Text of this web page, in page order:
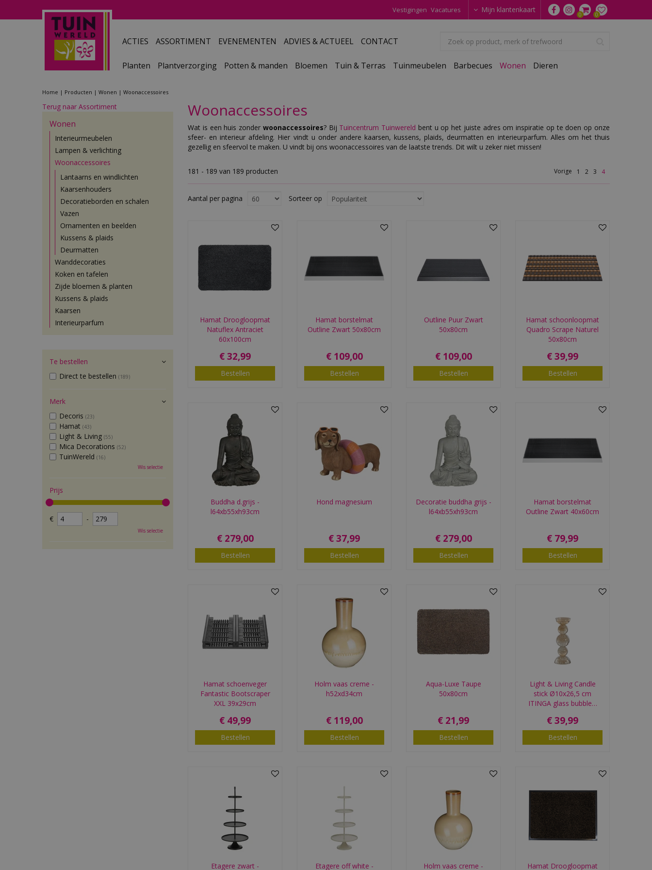
Home Producten Wonen Woonaccessoires
Vestigingen Vacatures Mijn klantenkaart
ACTIES ASSORTIMENT EVENEMENTEN ADVIES & ACTUEEL CONTACT
Planten Plantverzorging Potten & manden Bloemen Tuin & Terras Tuinmeubelen Barbecues Wonen Dieren
Woonaccessoires
Wat is een huis zonder woonaccessoires? Bij Tuincentrum Tuinwereld bent u op het juiste adres om inspiratie op te doen op onze
sfeer- en interieur afdeling. Hier vindt u onder andere kaarsen, kussens, plaids, deurmatten en interieurparfum. Alles om het thuis
gezellig en sfeervol te maken. U vindt bij ons woonaccessoires van de laatste trends. Dit wilt u zeker niet missen!
181 - 189 van 189 producten
Aantal per pagina Sorteer op
Vorige 1 2 3 4
Hamat Droogloopmat
Natuflex Antraciet
60x100cm
€32,99
Bestellen
Hamat borstelmat
Outline Zwart 50x80cm
€ 109,00
Bestellen
Outline Puur Zwart
50x80cm
€ 109,00
Bestellen
Hamat schoonloopmat
Quadro Scrape Naturel
50x80cm
€39,99
Bestellen
Buddha d.grijs -
l64xb55xh93cm
€ 279,00
Bestellen
Hond magnesium
€37,99
Bestellen
Decoratie buddha grijs -
l64xb55xh93cm
€ 279,00
Bestellen
Hamat borstelmat
Outline Zwart 40x60cm
€ 79,99
Bestellen
Hamat schoenveger
Fantastic Bootscraper
XXL 39x29cm
€ 49,99
Bestellen
Holm vaas creme -
h52xd34cm
€ 119,00
Bestellen
Aqua-Luxe Taupe
50x80cm
€ 21,99
Bestellen
Light & Living Candle
stick Ø10x26,5 cm
ITINGA glass bubble…
€39,99
Bestellen
Etagere zwart -
Etagere off white -
Holm vaas creme -
Hamat Droogloopmat
Terug naar Assortiment
Wonen
Interieurmeubelen
Lampen & verlichting
Woonaccessoires
Lantaarns en windlichten
Kaarsenhouders
Decoratieborden en schalen
Vazen
Ornamenten en beelden
Kussens & plaids
Deurmatten
Wanddecoraties
Koken en tafelen
Zijde bloemen & planten
Kussens & plaids
Kaarsen
Interieurparfum
Te bestellen
Direct te bestellen (189)
Merk
Decoris (23)
Hamat (43)
Light & Living (55)
Mica Decorations (52)
TuinWereld (16)
Wis selectie
Prijs
€ -
Wis selectie